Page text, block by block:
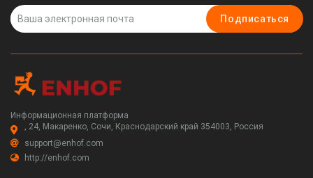
Подписаться
Информационная платформа
, 24, Макаренко, Сочи, Краснодарский край 354003, Россия
support@enhof.com
http://enhof.com